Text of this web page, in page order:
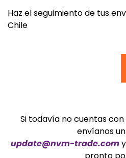
Haz el seguimiento de tus
Chile
Si todavía no cuentas
envíanos
update@nvm-trade.com